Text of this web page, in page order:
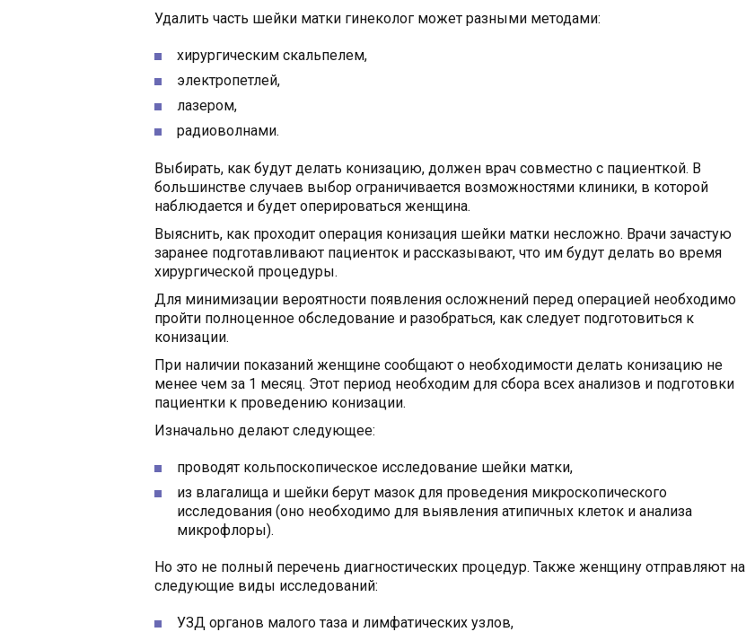
Удалить часть шейки матки гинеколог может разными методами:
хирургическим скальпелем,
электропетлей,
лазером,
радиоволнами.
Выбирать, как будут делать конизацию, должен врач совместно с пациенткой. В
большинстве случаев выбор ограничивается возможностями клиники, в которой
наблюдается и будет оперироваться женщина.
Выяснить, как проходит операция конизация шейки матки несложно. Врачи зачастую
заранее подготавливают пациенток и рассказывают, что им будут делать во время
хирургической процедуры.
Для минимизации вероятности появления осложнений перед операцией необходимо
пройти полноценное обследование и разобраться, как следует подготовиться к
конизации.
При наличии показаний женщине сообщают о необходимости делать конизацию не
менее чем за 1 месяц. Этот период необходим для сбора всех анализов и подготовки
пациентки к проведению конизации.
Изначально делают следующее:
проводят кольпоскопическое исследование шейки матки,
из влагалища и шейки берут мазок для проведения микроскопического
исследования (оно необходимо для выявления атипичных клеток и анализа
микрофлоры).
Но это не полный перечень диагностических процедур. Также женщину отправляют на
следующие виды исследований:
УЗД органов малого таза и лимфатических узлов,